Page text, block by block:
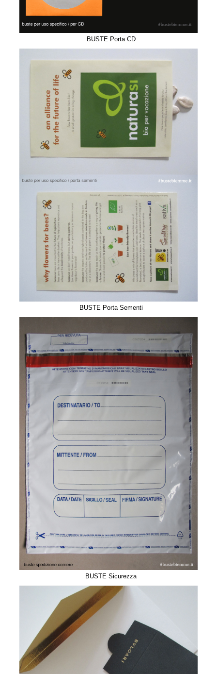
BUSTE Porta CD
BUSTE Porta Sementi
BUSTE Sicurezza